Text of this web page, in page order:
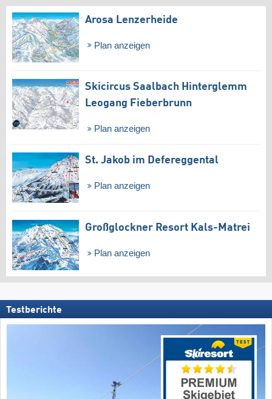
Arosa Lenzerheide
Plan anzeigen
Skicircus Saalbach Hinterglemm
Leogang Fieberbrunn
Plan anzeigen
St. Jakob im Defereggental
Plan anzeigen
Großglockner Resort Kals-Matrei
Plan anzeigen
Testberichte